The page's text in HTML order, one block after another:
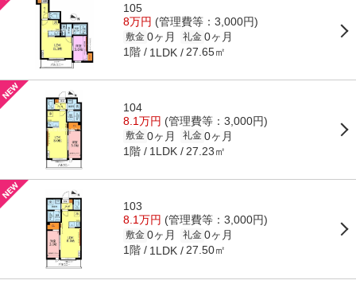
105
8万円 (管理費等：3,000円)
敷金 0ヶ月 礼金 0ヶ月
1階 1LDK 27.65㎡
104
8.1万円 (管理費等：3,000円)
敷金 0ヶ月 礼金 0ヶ月
1階 1LDK 27.23㎡
103
8.1万円 (管理費等：3,000円)
敷金 0ヶ月 礼金 0ヶ月
1階 1LDK 27.50㎡